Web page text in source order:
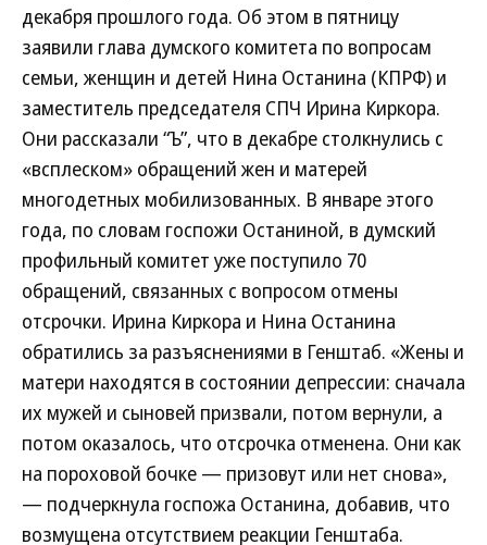
декабря прошлого года. Об этом в пятницу
заявили глава думского комитета по вопросам
семьи, женщин и детей Нина Останина (КПРФ) и
заместитель председателя СПЧ Ирина Киркора.
Они рассказали “Ъ”, что в декабре столкнулись с
«всплеском» обращений жен и матерей
многодетных мобилизованных. В январе этого
года, по словам госпожи Останиной, в думский
профильный комитет уже поступило 70
обращений, связанных с вопросом отмены
отсрочки. Ирина Киркора и Нина Останина
обратились за разъяснениями в Генштаб. «Жены и
матери находятся в состоянии депрессии: сначала
их мужей и сыновей призвали, потом вернули, а
потом оказалось, что отсрочка отменена. Они как
на пороховой бочке — призовут или нет снова»,
— подчеркнула госпожа Останина, добавив, что
возмущена отсутствием реакции Генштаба.